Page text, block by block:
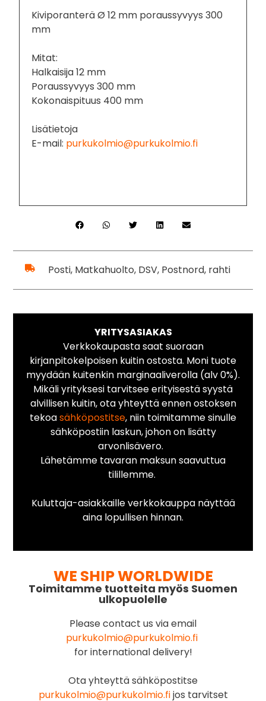
Kiviporanterä Ø 12 mm poraussyvyys 300
mm
Mitat:
Halkaisija 12 mm
Poraussyvyys 300 mm
Kokonaispituus 400 mm
Lisätietoja
E-mail: purkukolmio@purkukolmio.fi
Posti, Matkahuolto, DSV, Postnord, rahti
YRITYSASIAKAS
Verkkokaupasta saat suoraan
kirjanpitokelpoisen kuitin ostosta. Moni tuote
myydään kuitenkin marginaaliverolla (alv 0%).
Mikäli yrityksesi tarvitsee erityisestä syystä
alvillisen kuitin, ota yhteyttä ennen ostoksen
tekoasähköpostitse, niin toimitamme sinulle
sähköpostiin laskun, johon on lisätty
arvonlisävero.
Lähetämme tavaran maksun saavuttua
tilillemme.
Kuluttaja-asiakkaille verkkokauppa näyttää
aina lopullisen hinnan.
WE SHIP WORLDWIDE
Toimitamme tuotteita myös Suomen
ulkopuolelle
Please contact us via email
purkukolmio@purkukolmio.fi
for international delivery!
Ota yhteyttä sähköpostitse
purkukolmio@purkukolmio.fijos tarvitset